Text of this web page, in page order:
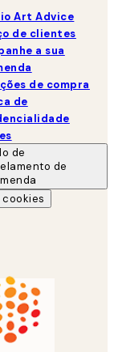
Art Advice
de clientes
a sua
de compra
de
de
de
cookies